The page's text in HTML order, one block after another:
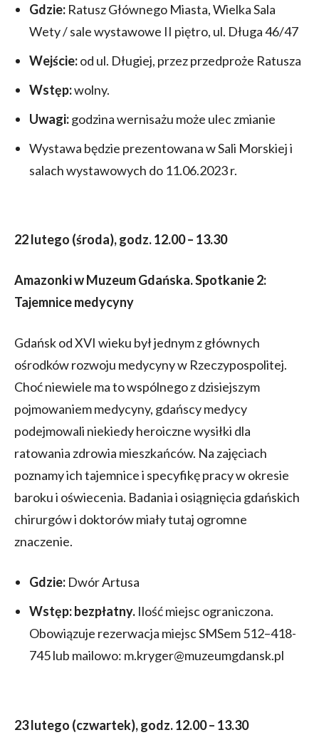
Gdzie: Ratusz Głównego Miasta, Wielka Sala
Wety / sale wystawowe II piętro, ul. Długa 46/47
Wejście:od ul. Długiej, przez przedproże Ratusza
Wstęp:wolny.
Uwagi:godzina wernisażu może ulec zmianie
Wystawa będzie prezentowana w Sali Morskiej i
salach wystawowych do 11.06.2023 r.
22 lutego (środa), godz. 12.00 – 13.30
Amazonki w Muzeum Gdańska. Spotkanie 2:
Tajemnice medycyny
Gdańsk od XVI wieku był jednym z głównych
ośrodków rozwoju medycyny w Rzeczypospolitej.
Choć niewiele ma to wspólnego z dzisiejszym
pojmowaniem medycyny, gdańscy medycy
podejmowali niekiedy heroiczne wysiłki dla
ratowania zdrowia mieszkańców. Na zajęciach
poznamy ich tajemnice i specyfikę pracy w okresie
baroku i oświecenia. Badania i osiągnięcia gdańskich
chirurgów i doktorów miały tutaj ogromne
znaczenie.
Gdzie: Dwór Artusa
Wstęp:bezpłatny. Ilość miejsc ograniczona.
Obowiązuje rezerwacja miejsc SMSem 512–418-
745 lub mailowo: m.kryger@muzeumgdansk.pl
23 lutego (czwartek), godz. 12.00 – 13.30